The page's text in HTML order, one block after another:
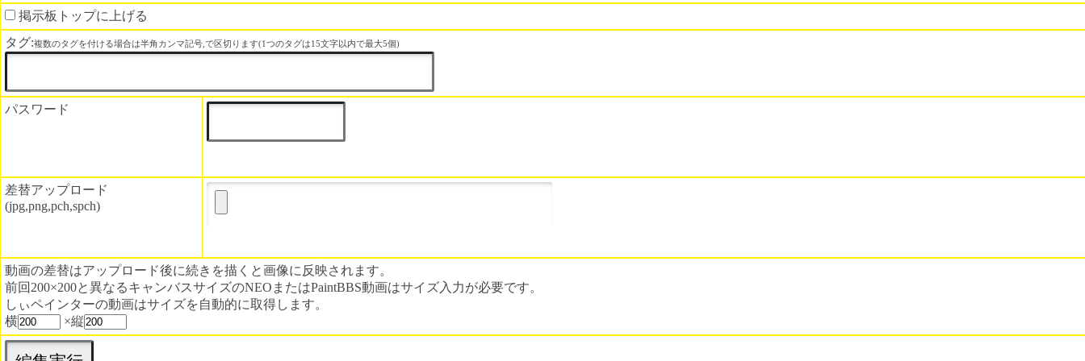
掲示板トップに上げる
タグ:複数のタグを付ける場合は半角カンマ記号,で区切ります(1つのタグは15文字以内で最大5個)
パスワード
差替アップロード
(jpg,png,pch,spch)
動画の差替はアップロード後に続きを描くと画像に反映されます。
前回200×200と異なるキャンバスサイズのNEOまたはPaintBBS動画はサイズ入力が必要です。
しぃペインターの動画はサイズを自動的に取得します。
横
×縦